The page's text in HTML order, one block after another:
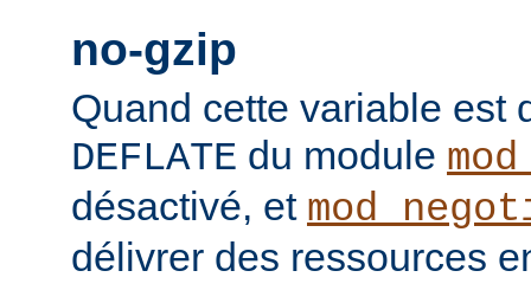
no-gzip
Quand cette variable est
DEFLATE du module
désactivé, et
délivrer des ressources